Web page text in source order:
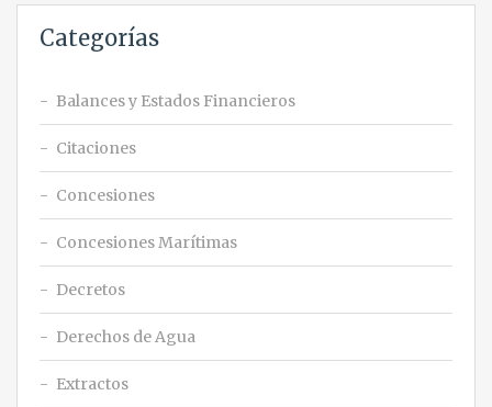
Categorías
Balances y Estados Financieros
Citaciones
Concesiones
Concesiones Marítimas
Decretos
Derechos de Agua
Extractos